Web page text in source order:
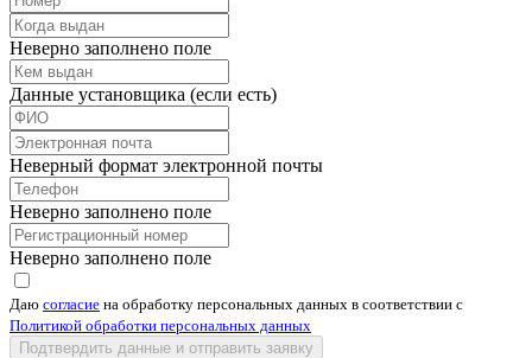
Неверно заполнено поле
Данные установщика (если есть)
Неверный формат электронной почты
Неверно заполнено поле
Неверно заполнено поле
Даю согласие на обработку персональных данных в соответствии с
Политикой обработки персональных данных
Подтвердить данные и отправить заявку